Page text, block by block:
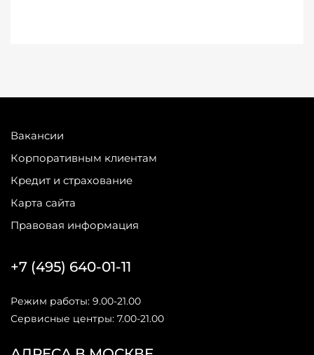
Вакансии
Корпоративным клиентам
Кредит и страхование
Карта сайта
Правовая информация
+7 (495) 640-01-11
Режим работы: 9.00-21.00
Сервисные центры: 7.00-21.00